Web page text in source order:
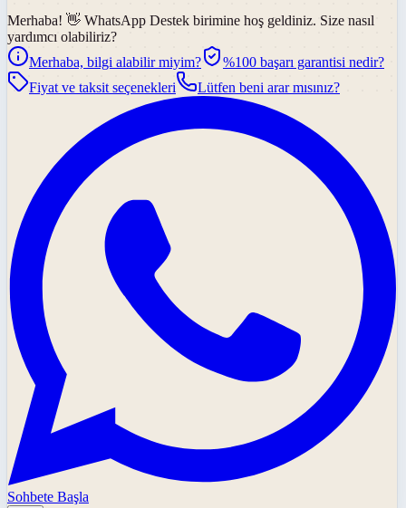
Merhaba! 👋 WhatsApp Destek birimine hoş geldiniz. Size nasıl
yardımcı olabiliriz?
Merhaba, bilgi alabilir miyim?
%100 başarı garantisi nedir?
Fiyat ve taksit seçenekleri
Lütfen beni arar mısınız?
Sohbete Başla